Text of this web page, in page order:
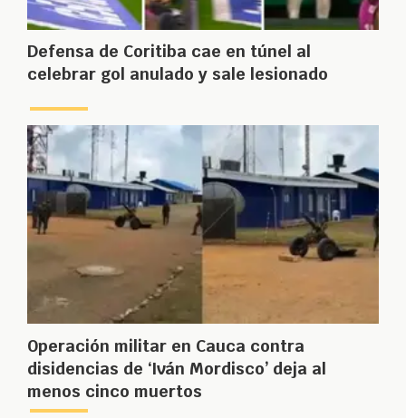
Defensa de Coritiba cae en túnel al
celebrar gol anulado y sale lesionado
Operación militar en Cauca contra
disidencias de ‘Iván Mordisco’ deja al
menos cinco muertos